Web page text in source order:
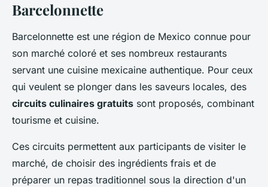
Barcelonnette
Barcelonnette est une région de Mexico connue pour
son marché coloré et ses nombreux restaurants
servant une cuisine mexicaine authentique. Pour ceux
qui veulent se plonger dans les saveurs locales, des
circuits culinaires gratuits sont proposés, combinant
tourisme et cuisine.
Ces circuits permettent aux participants de visiter le
marché, de choisir des ingrédients frais et de
préparer un repas traditionnel sous la direction d'un